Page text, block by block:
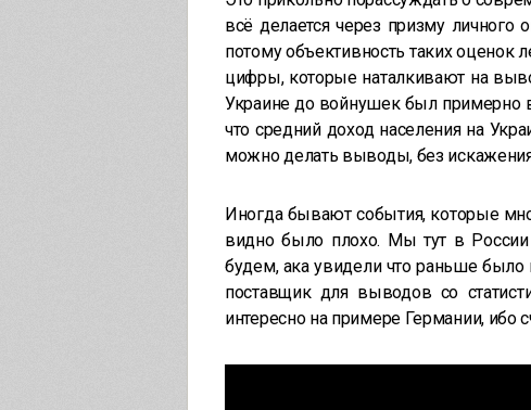
всё делается через призму
потому объективность таких оценок
цифры, которые наталкивают на
Украине до войнушек был примерно
что средний доход населения на
можно делать выводы, без
Иногда бывают события, которые
видно было плохо. Мы тут в
будем, ака увидели что раньше было
поставщик для выводов со
интересно на примере Германии, ибо